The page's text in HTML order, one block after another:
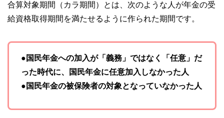
合算対象期間（カラ期間）とは、次のような人が年金の受
給資格取得期間を満たせるように作られた期間です。
●国民年金への加入が「義務」ではなく「任意」だ
った時代に、国民年金に任意加入しなかった人
●国民年金の被保険者の対象となっていなかった人